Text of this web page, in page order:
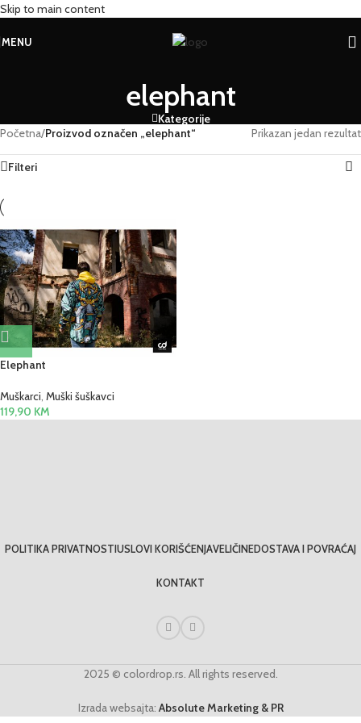
Skip to main content
MENU
elephant
Kategorije
Početna/Proizvod označen „elephant“ Prikazan jedan rezultat
Filteri
Elephant
Muškarci, Muški šuškavci
119,90 KM
POLITIKA PRIVATNOSTIUSLOVI KORIŠĆENJAVELIČINEDOSTAVA I POVRAĆAJ
KONTAKT
2025 © colordrop.rs. All rights reserved.
Izrada websajta: Absolute Marketing & PR